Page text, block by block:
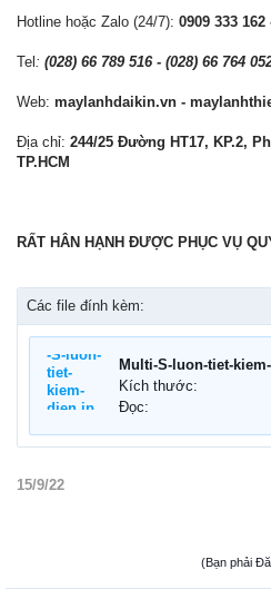
Hotline hoặc Zalo (24/7): 0909 333 162
Tel : (028) 66 789 516 - (028) 66 764
Web: maylanhdaikin.vn -
Địa chỉ: 244/25 Đường HT17, KP.2,
TP.HCM
RẤT HÂN HẠNH ĐƯỢC PHỤC VỤ
Các file đính kèm:
Multi-S-luon-tiet-
Kích thước:
Đọc:
15/9/22
(Bạn phải